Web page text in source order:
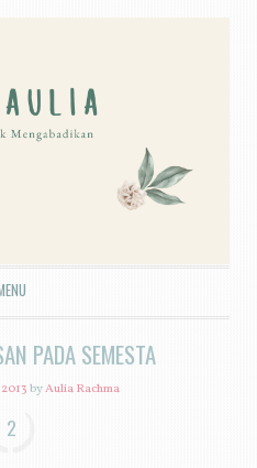
PADA SEMESTA
byAulia Rachma
2